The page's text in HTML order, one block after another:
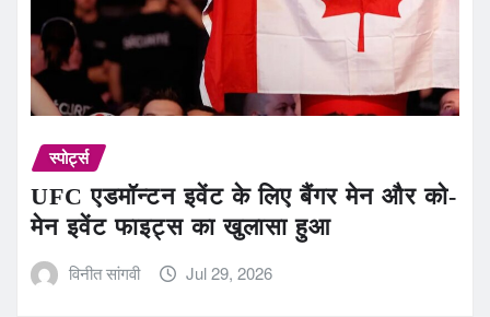
स्पोर्ट्स
UFC एडमॉन्टन इवेंट के लिए बैंगर मेन और को-
मेन इवेंट फाइट्स का खुलासा हुआ
विनीत सांगवी Jul 29, 2026